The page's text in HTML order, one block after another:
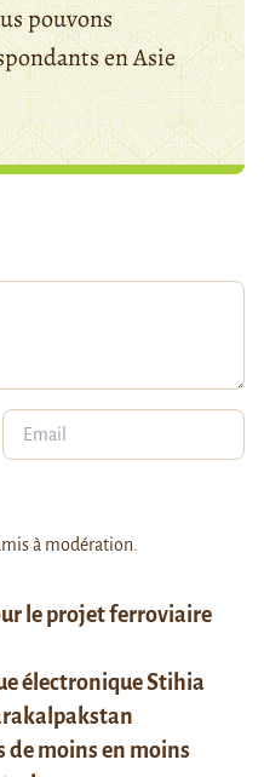
pouvons
en Asie
le projet ferroviaire
électronique Stihia
de moins en moins
à modération.